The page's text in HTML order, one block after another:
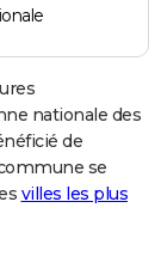
nationale des
de
se
villes les plus